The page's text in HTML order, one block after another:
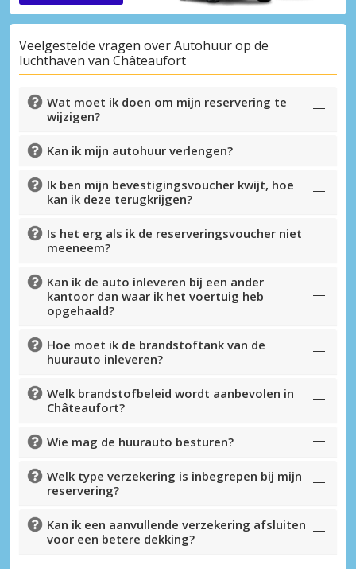
Veelgestelde vragen over Autohuur op de
luchthaven van Châteaufort
Wat moet ik doen om mijn reservering te
wijzigen?
Kan ik mijn autohuur verlengen?
Ik ben mijn bevestigingsvoucher kwijt, hoe
kan ik deze terugkrijgen?
Is het erg als ik de reserveringsvoucher niet
meeneem?
Kan ik de auto inleveren bij een ander
kantoor dan waar ik het voertuig heb
opgehaald?
Hoe moet ik de brandstoftank van de
huurauto inleveren?
Welk brandstofbeleid wordt aanbevolen in
Châteaufort?
Wie mag de huurauto besturen?
Welk type verzekering is inbegrepen bij mijn
reservering?
Kan ik een aanvullende verzekering afsluiten
voor een betere dekking?